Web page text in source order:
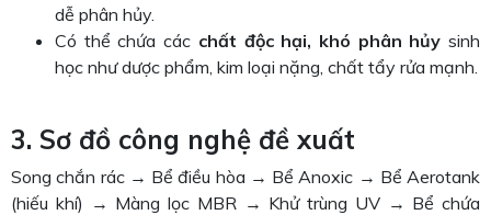
dễ phân hủy.
Có thể chứa các chất độc hại, khó phân hủy sinh
học như dược phẩm, kim loại nặng, chất tẩy rửa mạnh.
3. Sơ đồ công nghệ đề xuất
Song chắn rác → Bể điều hòa → Bể Anoxic → Bể Aerotank
(hiếu khí) → Màng lọc MBR → Khử trùng UV → Bể chứa